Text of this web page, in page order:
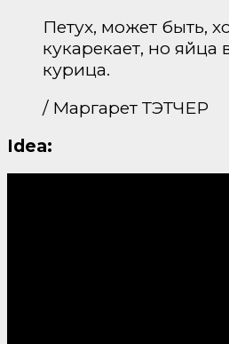
Петух, может быть,
кукарекает, но яйца
курица.
/ Маргарет ТЭТЧЕР
Idea: